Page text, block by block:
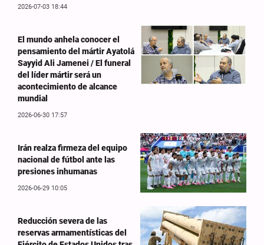
2026-07-03 18:44
El mundo anhela conocer el
pensamiento del mártir Ayatolá
Sayyid Ali Jamenei / El funeral
del líder mártir será un
acontecimiento de alcance
mundial
2026-06-30 17:57
Irán realza firmeza del equipo
nacional de fútbol ante las
presiones inhumanas
2026-06-29 10:05
Reducción severa de las
reservas armamentísticas del